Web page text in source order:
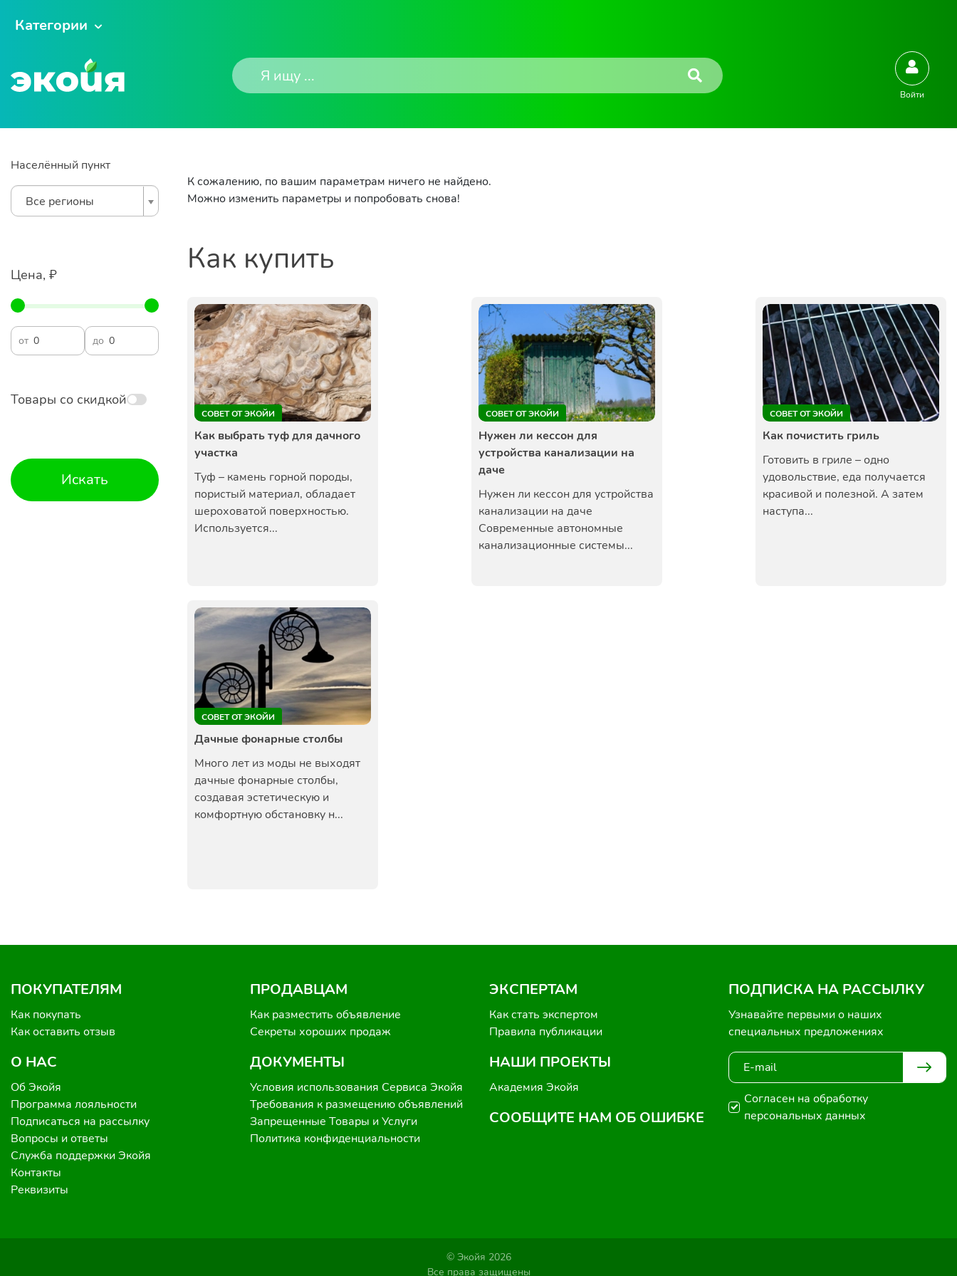
Категории
Войти
Населённый пункт
Все регионы
Цена, ₽
от до
Товары со скидкой
Искать
К сожалению, по вашим параметрам ничего не найдено.
Можно изменить параметры и попробовать снова!
Как купить
СОВЕТ ОТ ЭКОЙИ
Как выбрать туф для дачного
участка
Туф – камень горной породы,
пористый материал, обладает
шероховатой поверхностью.
Используется...
СОВЕТ ОТ ЭКОЙИ
Нужен ли кессон для
устройства канализации на
даче
Нужен ли кессон для устройства
канализации на даче
Современные автономные
канализационные системы...
СОВЕТ ОТ ЭКОЙИ
Как почистить гриль
Готовить в гриле – одно
удовольствие, еда получается
красивой и полезной. А затем
наступа...
СОВЕТ ОТ ЭКОЙИ
Дачные фонарные столбы
Много лет из моды не выходят
дачные фонарные столбы,
создавая эстетическую и
комфортную обстановку н...
ПОКУПАТЕЛЯМ
Как покупать
Как оставить отзыв
О НАС
Об Экойя
Программа лояльности
Подписаться на рассылку
Вопросы и ответы
Служба поддержки Экойя
Контакты
Реквизиты
ПРОДАВЦАМ
Как разместить объявление
Секреты хороших продаж
ДОКУМЕНТЫ
Условия использования Сервиса Экойя
Требования к размещению объявлений
Запрещенные Товары и Услуги
Политика конфиденциальности
ЭКСПЕРТАМ
Как стать экспертом
Правила публикации
НАШИ ПРОЕКТЫ
Академия Экойя
СООБЩИТЕ НАМ ОБ ОШИБКЕ
ПОДПИСКА НА РАССЫЛКУ
Узнавайте первыми о наших
специальных предложениях
Согласен на обработку
персональных данных
© Экойя 2026
Все права защищены